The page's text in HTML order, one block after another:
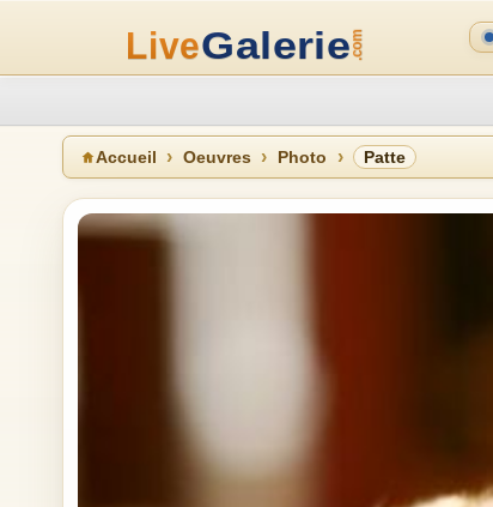
Accueil Oeuvres Photo Patte